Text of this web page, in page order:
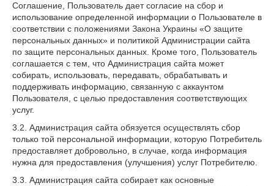
Соглашение, Пользователь дает согласие на сбор и
использование определенной информации о Пользователе в
соответствии с положениями Закона Украины «О защите
персональных данных» и политикой Администрации сайта
по защите персональных данных. Кроме того, Пользователь
соглашается с тем, что Администрация сайта может
собирать, использовать, передавать, обрабатывать и
поддерживать информацию, связанную с аккаунтом
Пользователя, с целью предоставления соответствующих
услуг.
3.2. Администрация сайта обязуется осуществлять сбор
только той персональной информации, которую Потребитель
предоставляет добровольно, в случае, когда информация
нужна для предоставления (улучшения) услуг Потребителю.
3.3. Администрация сайта собирает как основные